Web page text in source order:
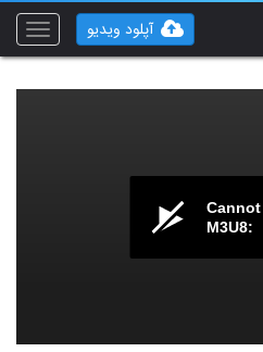
Toggle
آپلود ویدیو
M3U8: